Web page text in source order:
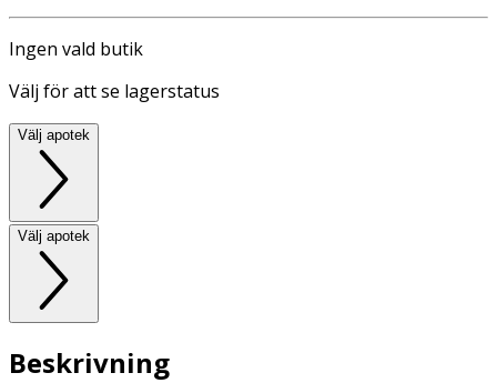
Ingen vald butik
Välj för att se lagerstatus
Välj apotek
Välj apotek
Beskrivning